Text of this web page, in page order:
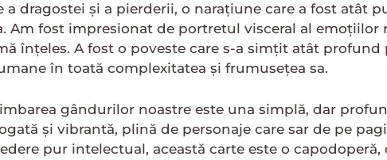
dragostei și a pierderii, o narațiune care a fost atât
fost impresionat de portretul visceral al emoțiilor
înțeles. A fost o poveste care s-a simțit atât profund
în toată complexitatea și frumusețea sa.
gândurilor noastre este una simplă, dar
și vibrantă, plină de personaje care sar de pe
pur intelectual, această carte este o